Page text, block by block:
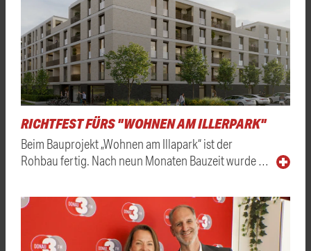
RICHTFEST FÜRS "WOHNEN AM ILLERPARK"
Beim Bauprojekt „Wohnen am Illapark“ ist der
Rohbau fertig. Nach neun Monaten Bauzeit wurde …